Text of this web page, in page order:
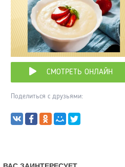
СМОТРЕТЬ ОНЛАЙН
Поделиться с друзьями: